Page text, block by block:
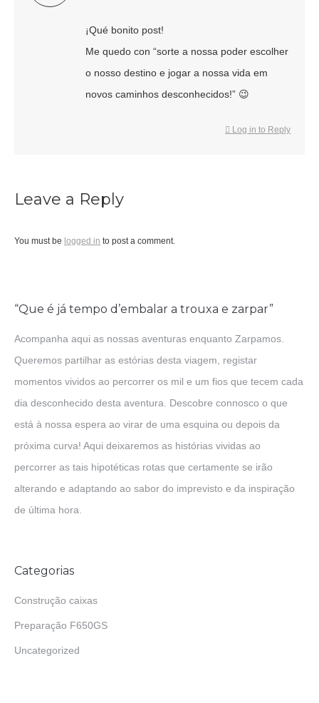
¡Qué bonito post!
Me quedo con “sorte a nossa poder escolher
o nosso destino e jogar a nossa vida em
novos caminhos desconhecidos!” 😉
Log in to Reply
Leave a Reply
You must be logged in to post a comment.
“Que é já tempo d’embalar a trouxa e zarpar”
Acompanha aqui as nossas aventuras enquanto Zarpamos.
Queremos partilhar as estórias desta viagem, registar
momentos vividos ao percorrer os mil e um fios que tecem cada
dia desconhecido desta aventura. Descobre connosco o que
está à nossa espera ao virar de uma esquina ou depois da
próxima curva! Aqui deixaremos as histórias vividas ao
percorrer as tais hipotéticas rotas que certamente se irão
alterando e adaptando ao sabor do imprevisto e da inspiração
de última hora.
Categorias
Construção caixas
Preparação F650GS
Uncategorized